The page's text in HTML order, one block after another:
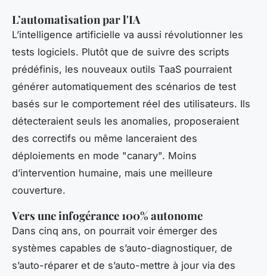
L’automatisation par l'IA
L’intelligence artificielle va aussi révolutionner les
tests logiciels. Plutôt que de suivre des scripts
prédéfinis, les nouveaux outils TaaS pourraient
générer automatiquement des scénarios de test
basés sur le comportement réel des utilisateurs. Ils
détecteraient seuls les anomalies, proposeraient
des correctifs ou même lanceraient des
déploiements en mode "canary". Moins
d’intervention humaine, mais une meilleure
couverture.
Vers une infogérance 100% autonome
Dans cinq ans, on pourrait voir émerger des
systèmes capables de s’auto-diagnostiquer, de
s’auto-réparer et de s’auto-mettre à jour via des